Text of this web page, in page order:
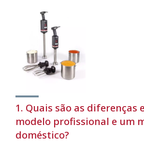
1. Quais são as diferenças
modelo profissional e um
doméstico?